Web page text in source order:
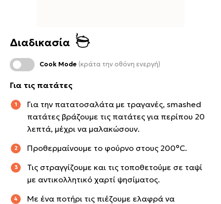
Διαδικασία
Cook Mode (κράτα την οθόνη ενεργή)
Για τις πατάτες
Για την πατατοσαλάτα με τραγανές, smashed
πατάτες βράζουμε τις πατάτες για περίπου 20
λεπτά, μέχρι να μαλακώσουν.
Προθερμαίνουμε το φούρνο στους 200°C.
Τις στραγγίζουμε και τις τοποθετούμε σε ταψί
με αντικολλητικό χαρτί ψησίματος.
Με ένα ποτήρι τις πιέζουμε ελαφρά να